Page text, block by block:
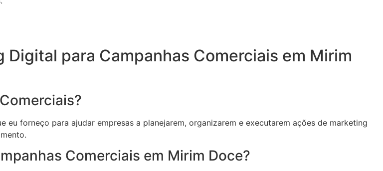
para Campanhas Comerciais em Mirim
eu forneço para ajudar empresas a planejarem, organizarem e executarem ações de marketing
Comerciais em Mirim Doce?